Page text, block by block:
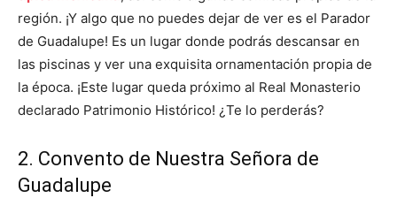
región. ¡Y algo que no puedes dejar de ver es el Parador
de Guadalupe! Es un lugar donde podrás descansar en
las piscinas y ver una exquisita ornamentación propia de
la época. ¡Este lugar queda próximo al Real Monasterio
declarado Patrimonio Histórico! ¿Te lo perderás?
2. Convento de Nuestra Señora de
Guadalupe